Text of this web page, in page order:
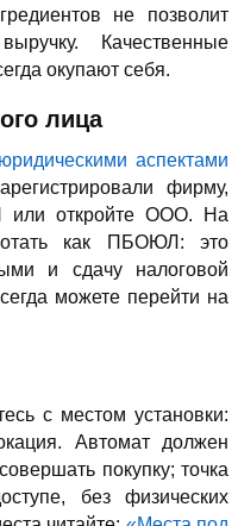
не позволит
Качественные
окупают себя.
лица
юридическими аспектами
фирму,
или откройте ООО. На
как ПБОЮЛ: это
и сдачу налоговой
можете перейти на
с местом установки:
Автомат должен
покупку; точка
без физических